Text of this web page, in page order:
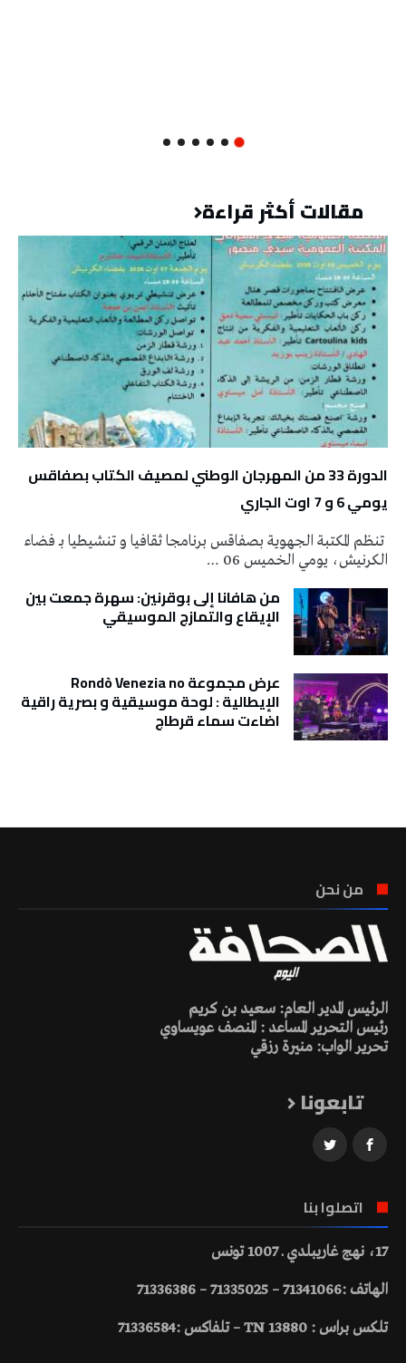
مقالات أكثر قراءة
الدورة 33 من المهرجان الوطني لمصيف الكتاب بصفاقس
يومي 6 و 7 اوت الجاري
تنظم المكتبة الجهوية بصفاقس برنامجا ثقافيا و تنشيطيا بـ فضاء
الكرنيش، يومي الخميس 06 …
من هافانا إلى بوقرنين: سهرة جمعت بين
الإيقاع والتمازج الموسيقي
عرض مجموعة Rondò Venezia no
الإيطالية : لوحة موسيقية و بصرية راقية
اضاءت سماء قرطاج
من نحن
الرئيس المدير العام: سعيد بن كريم
رئيس التحرير المساعد : المنصف عويساوي
تحرير الواب: منيرة رزقي
تابعونا
اتصلوا بنا
17، نهج غاريبلدي ـ 1007 تونس
الهاتف :71341066 – 71335025 – 71336386
تلكس براس : 13880 TN – تلفاكس :71336584